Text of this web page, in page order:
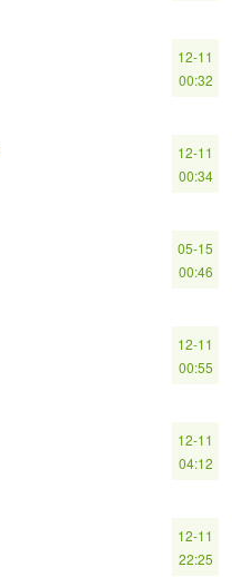
12-11
00:32
12-11
00:34
05-15
00:46
12-11
00:55
12-11
04:12
12-11
22:25